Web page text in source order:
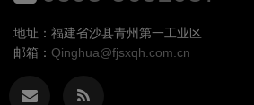
地址：福建省沙县青州第一工业区
邮箱： Qinghua@fjsxqh.com.cn